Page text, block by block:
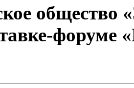
общество
форуме